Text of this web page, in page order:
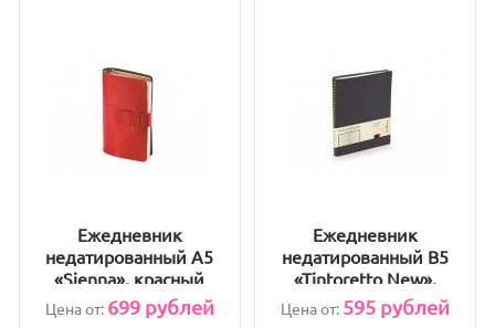
Ежедневник
недатированный А5
«Sienna», красный
Цена от: 699рублей
Ежедневник
недатированный B5
«Tintoretto New»,
черный
Цена от: 595 рублей